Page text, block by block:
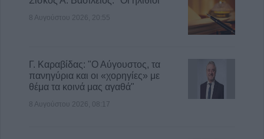
8 Αυγούστου 2026, 20:55
Γ. Καραβίδας: "Ο Αύγουστος, τα
πανηγύρια και οι «χορηγίες» με
θέμα τα κοινά μας αγαθά"
8 Αυγούστου 2026, 08:17